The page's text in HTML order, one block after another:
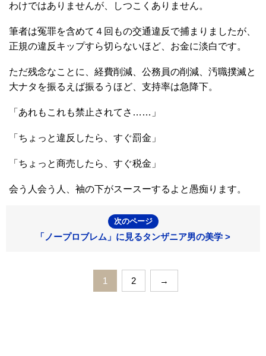
わけではありませんが、しつこくありません。
筆者は冤罪を含めて４回もの交通違反で捕まりましたが、
正規の違反キップすら切らないほど、お金に淡白です。
ただ残念なことに、経費削減、公務員の削減、汚職撲滅と
大ナタを振るえば振るうほど、支持率は急降下。
「あれもこれも禁止されてさ……」
「ちょっと違反したら、すぐ罰金」
「ちょっと商売したら、すぐ税金」
会う人会う人、袖の下がスースーするよと愚痴ります。
次のページ
「ノープロブレム」に見るタンザニア男の美学 >
1 2 →